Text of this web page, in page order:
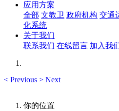
应用方案
全部 文教卫 政府机构 交通
化系统
关于我们
联系我们 在线留言 加入我
< Previous > Next
你的位置